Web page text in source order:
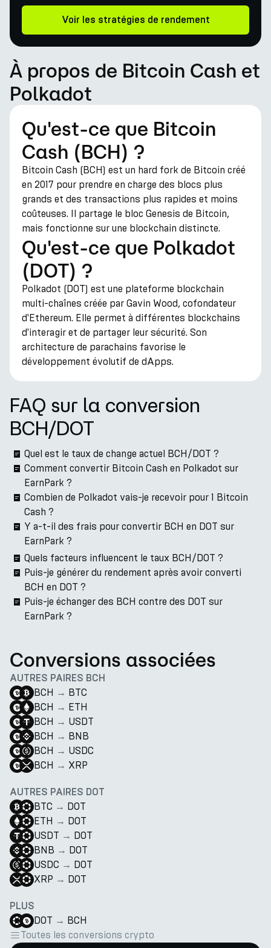
Voir les stratégies de rendement
À propos de Bitcoin Cash et
Polkadot
Qu'est-ce que Bitcoin
Cash (BCH) ?
Bitcoin Cash (BCH) est un hard fork de Bitcoin créé
en 2017 pour prendre en charge des blocs plus
grands et des transactions plus rapides et moins
coûteuses. Il partage le bloc Genesis de Bitcoin,
mais fonctionne sur une blockchain distincte.
Qu'est-ce que Polkadot
(DOT) ?
Polkadot (DOT) est une plateforme blockchain
multi-chaînes créée par Gavin Wood, cofondateur
d'Ethereum. Elle permet à différentes blockchains
d'interagir et de partager leur sécurité. Son
architecture de parachains favorise le
développement évolutif de dApps.
FAQ sur la conversion
BCH/DOT
Quel est le taux de change actuel BCH/DOT ?
Comment convertir Bitcoin Cash en Polkadot sur
EarnPark ?
Combien de Polkadot vais-je recevoir pour 1 Bitcoin
Cash ?
Y a-t-il des frais pour convertir BCH en DOT sur
EarnPark ?
Quels facteurs influencent le taux BCH/DOT ?
Puis-je générer du rendement après avoir converti
BCH en DOT ?
Puis-je échanger des BCH contre des DOT sur
EarnPark ?
Conversions associées
AUTRES PAIRES BCH
BCH → BTC
BCH → ETH
BCH → USDT
BCH → BNB
BCH → USDC
BCH → XRP
AUTRES PAIRES DOT
BTC → DOT
ETH → DOT
USDT → DOT
BNB → DOT
USDC → DOT
XRP → DOT
PLUS
DOT → BCH
Toutes les conversions crypto